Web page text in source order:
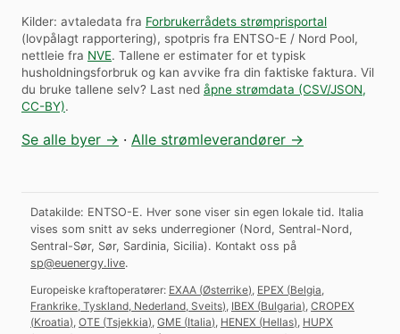
Kilder: avtaledata fra Forbrukerrådets strømprisportal
(lovpålagt rapportering), spotpris fra ENTSO-E / Nord Pool,
nettleie fra NVE. Tallene er estimater for et typisk
husholdningsforbruk og kan avvike fra din faktiske faktura. Vil
du bruke tallene selv? Last ned åpne strømdata (CSV/JSON,
CC-BY).
Se alle byer → · Alle strømleverandører →
Datakilde: ENTSO-E. Hver sone viser sin egen lokale tid. Italia
vises som snitt av seks underregioner (Nord, Sentral-Nord,
Sentral-Sør, Sør, Sardinia, Sicilia). Kontakt oss på
sp@euenergy.live.
Europeiske kraftoperatører: EXAA (Østerrike), EPEX (Belgia,
Frankrike, Tyskland, Nederland, Sveits), IBEX (Bulgaria), CROPEX
(Kroatia), OTE (Tsjekkia), GME (Italia), HENEX (Hellas), HUPX